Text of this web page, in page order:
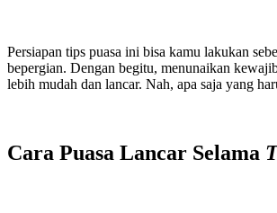
Persiapan tips puasa ini bisa kamu lakukan
bepergian. Dengan begitu, menunaikan
lebih mudah dan lancar. Nah, apa saja yang
Cara Puasa Lancar Selama